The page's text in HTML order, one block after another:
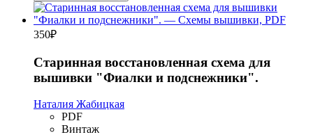
350₽
Старинная восстановленная схема для
вышивки "Фиалки и подснежники".
Наталия Жабицкая
PDF
Винтаж